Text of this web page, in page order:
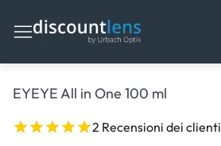
EYEYE All in One 100 ml
2 Recensioni dei clienti